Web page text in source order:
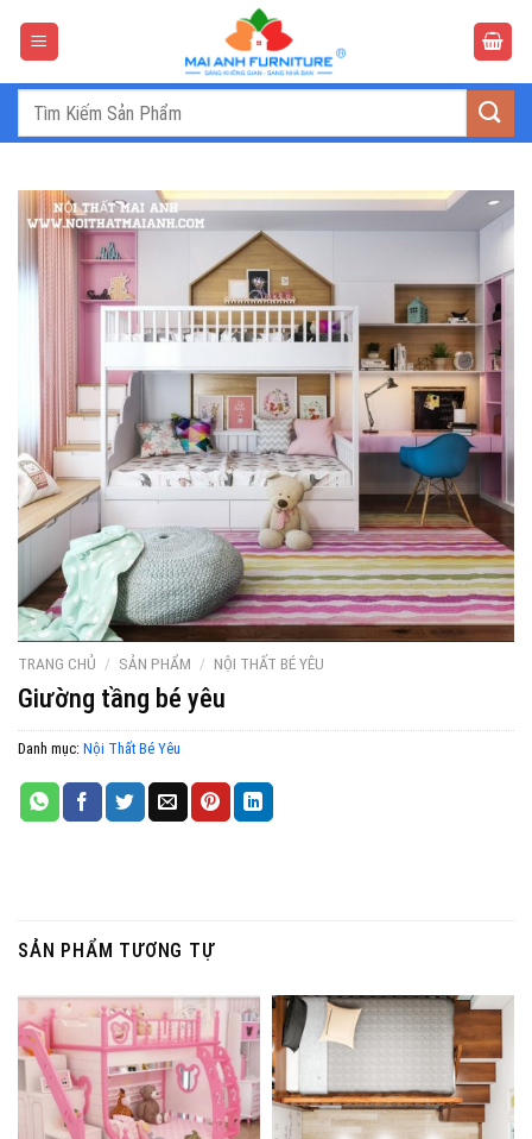
Tìm
TRANG CHỦ / SẢN PHẨM / NỘI THẤT BÉ YÊU
Giường tầng bé yêu
Danh mục: Nội Thất Bé Yêu
SẢN PHẨM TƯƠNG TỰ